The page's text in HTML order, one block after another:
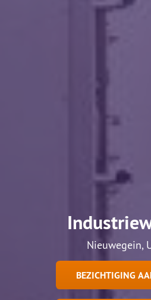
Nieuwegein,
BEZICHTIGING